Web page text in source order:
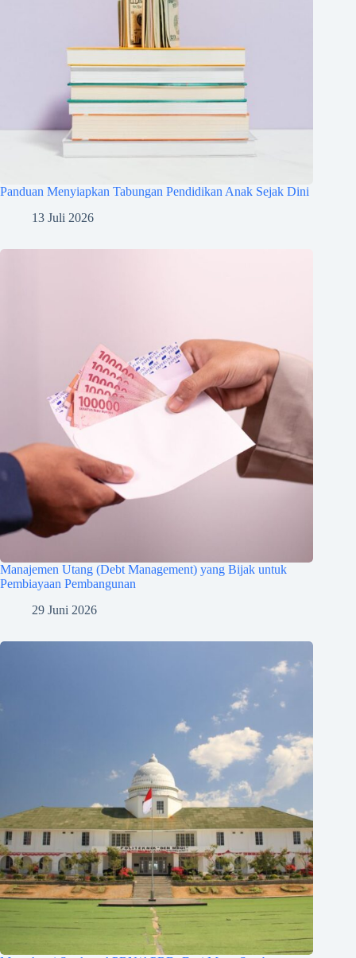
Panduan Menyiapkan Tabungan Pendidikan Anak Sejak Dini
13 Juli 2026
Manajemen Utang (Debt Management) yang Bijak untuk
Pembiayaan Pembangunan
29 Juni 2026